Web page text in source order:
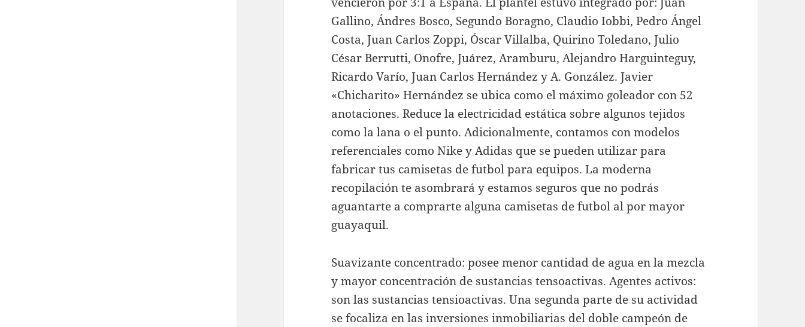
Gallino, Ándres Bosco, Segundo Boragno, Claudio Iobbi, Pedro Ángel
Costa, Juan Carlos Zoppi, Óscar Villalba, Quirino Toledano, Julio
César Berrutti, Onofre, Juárez, Aramburu, Alejandro Harguinteguy,
Ricardo Varío, Juan Carlos Hernández y A. González. Javier
«Chicharito» Hernández se ubica como el máximo goleador con 52
anotaciones. Reduce la electricidad estática sobre algunos tejidos
como la lana o el punto. Adicionalmente, contamos con modelos
referenciales como Nike y Adidas que se pueden utilizar para
fabricar tus camisetas de futbol para equipos. La moderna
recopilación te asombrará y estamos seguros que no podrás
aguantarte a comprarte alguna camisetas de futbol al por mayor
guayaquil.
Suavizante concentrado: posee menor cantidad de agua en la mezcla
y mayor concentración de sustancias tensoactivas. Agentes activos:
son las sustancias tensioactivas. Una segunda parte de su actividad
se focaliza en las inversiones inmobiliarias del doble campeón de